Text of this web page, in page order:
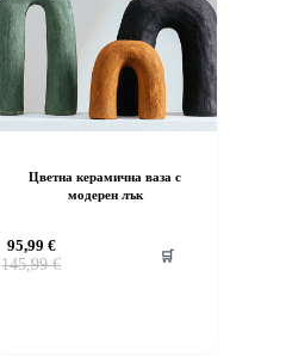
Цветна керамична ваза с
модерен лък
145,99€
Original
95,99 €
Текущата
🛒